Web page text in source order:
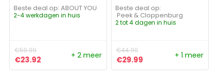
Beste deal op:
ABOUT YOU
2-4 werkdagen in huis
€59.99
Oorspronkelijke prijs was: €59.99.
€23.92Huidige prijs is: €23.92.
+ 2 meer
Beste deal op:
Peek & Cloppenburg
2 tot 4 dagen in huis
€44.90
Oorspronkelijke prijs
€29.99 Huidige prijs is:
+ 1 meer